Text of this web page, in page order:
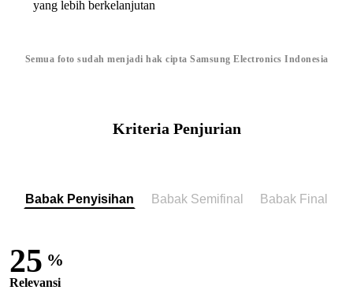
yang lebih berkelanjutan
Semua foto sudah menjadi hak cipta Samsung Electronics Indonesia
Kriteria Penjurian
Babak Penyisihan Babak Semifinal Babak Final
25%
Relevansi